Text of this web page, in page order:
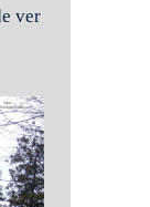
ver